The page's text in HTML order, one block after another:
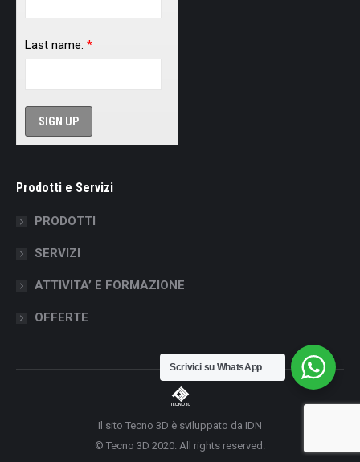
Last name: *
Prodotti e Servizi
PRODOTTI
SERVIZI
ATTIVITA’ E FORMAZIONE
OFFERTE
Il sito Tecno 3D è sviluppato da IDN
© Tecno 3D 2020. All rights reserved.
Scrivici su WhatsApp